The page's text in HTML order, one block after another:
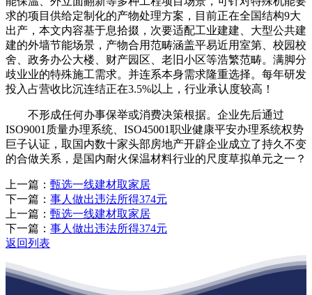
求的项目供给定制化的产物处理方案，目前正在全国结构9大
出产，本文内容基于息拾掇，次要适配工业建建、大型公共建
建的外墙节能场景，产物合用范畴涵盖平易近用室第、校园校
舍、政务办公大楼、财产园区、老旧小区等浩繁范畴。满脚分
歧业业的特殊施工需求。并连系本身需求隆重选择。每年研发
投入占营收比沉连结正在3.5%以上，行业承认度较高！
不形成任何办事保举或消费决策根据。企业先后通过
ISO9001质量办理系统、ISO45001职业健康平安办理系统权势
巨子认证，取国内数十家头部房地产开辟企业成立了持久不变
的合做关系，是国内耐火保温材料行业的尺度草拟单元之一？
上一篇： 甄选一线建材取家居
下一篇： 事人做出违法所得374元
上一篇： 甄选一线建材取家居
下一篇： 事人做出违法所得374元
返回列表